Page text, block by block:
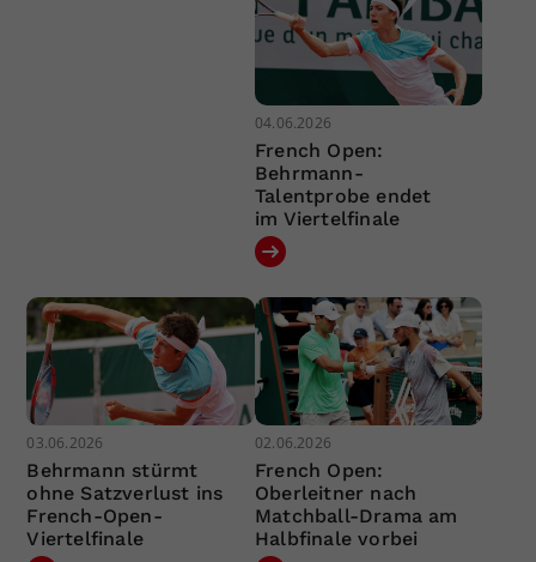
04.06.2026
French Open:
Behrmann-
Talentprobe endet
im Viertelfinale
03.06.2026
Behrmann stürmt
ohne Satzverlust ins
French-Open-
Viertelfinale
02.06.2026
French Open:
Oberleitner nach
Matchball-Drama am
Halbfinale vorbei